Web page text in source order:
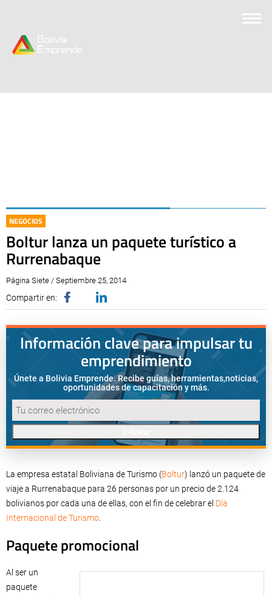
NEGOCIOS
Boltur lanza un paquete turístico a
Rurrenabaque
Página Siete / Septiembre 25, 2014
Compartir en:
Información clave para impulsar tu
emprendimiento
Únete a Bolivia Emprende. Recibe guías, herramientas,noticias,
oportunidades de capacitación y más.
La empresa estatal Boliviana de Turismo (Boltur) lanzó un paquete de
viaje a Rurrenabaque para 26 personas por un precio de 2.124
bolivianos por cada una de ellas, con el fin de celebrar el Día
Internacional de Turismo
Paquete promocional
Al ser un
paquete